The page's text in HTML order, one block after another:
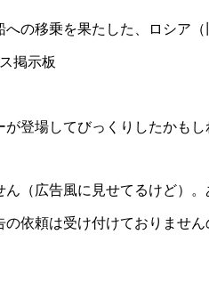
の移乗を果たした、ロシア
掲示板
登場してびっくりしたかも
（広告風に見せてるけど）
依頼は受け付けておりませ